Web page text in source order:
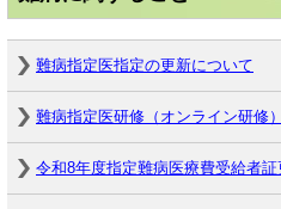
難病指定医指定の更新について
難病指定医研修（オンライン研修）
令和8年度指定難病医療費受給者